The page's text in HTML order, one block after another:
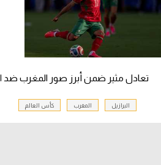
تحليل في الجول
حكايات في الجول
كويز في الجول
فيديو في الجول
تعادل مثير ضمن أبرز صور المغرب ضد
البرازيل المغرب كأس العالم